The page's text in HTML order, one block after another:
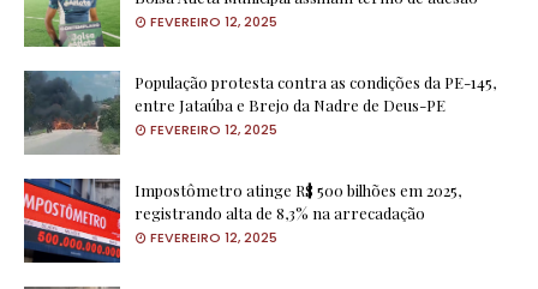
FEVEREIRO 12, 2025
População protesta contra as condições da PE-145,
entre Jataúba e Brejo da Nadre de Deus-PE
FEVEREIRO 12, 2025
Impostômetro atinge R$ 500 bilhões em 2025,
registrando alta de 8,3% na arrecadação
FEVEREIRO 12, 2025